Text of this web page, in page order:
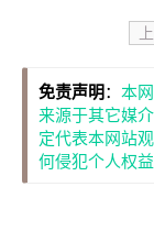
免责声明 ： 本
来源于其它媒
定代表本网站
何侵犯个人权